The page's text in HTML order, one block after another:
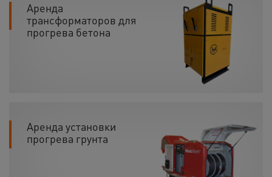
Аренда
трансформаторов для
прогрева бетона
Аренда установки
прогрева грунта